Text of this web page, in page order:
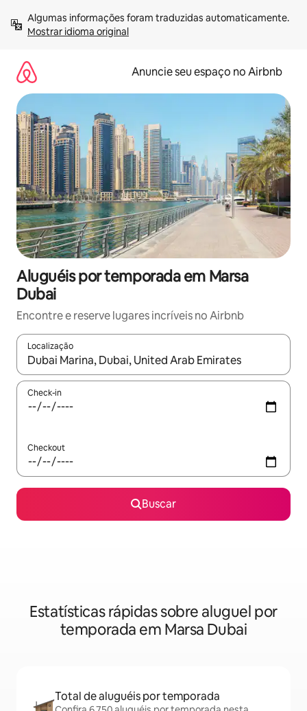
para
Mostrar idioma original
Anuncie seu espaço no Airbnb
Aluguéis por temporada em Marsa
Dubai
Encontre e reserve lugares incríveis no Airbnb
Localização
Quando os resultados estiverem disponíveis, explore-os
Check-in
Checkout
Buscar
Estatísticas rápidas sobre aluguel por
temporada em Marsa Dubai
Total de aluguéis por temporada